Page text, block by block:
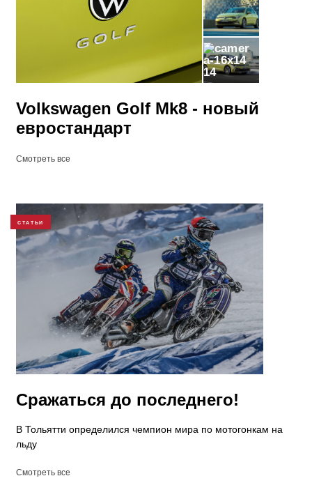
14
Volkswagen Golf Mk8 - новый
евростандарт
Смотреть все
СТАТЬИ
Сражаться до последнего!
В Тольятти определился чемпион мира по мотогонкам на
льду
Смотреть все